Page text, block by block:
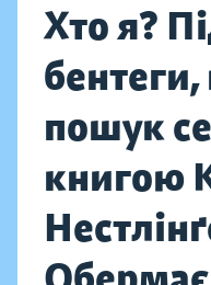
Хто я?
пошук
книгою